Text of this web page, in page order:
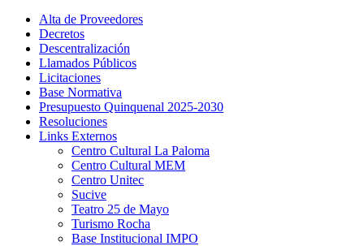
Alta de Proveedores
Decretos
Descentralización
Llamados Públicos
Licitaciones
Base Normativa
Presupuesto Quinquenal 2025-2030
Resoluciones
Links Externos
Centro Cultural La Paloma
Centro Cultural MEM
Centro Unitec
Sucive
Teatro 25 de Mayo
Turismo Rocha
Base Institucional IMPO